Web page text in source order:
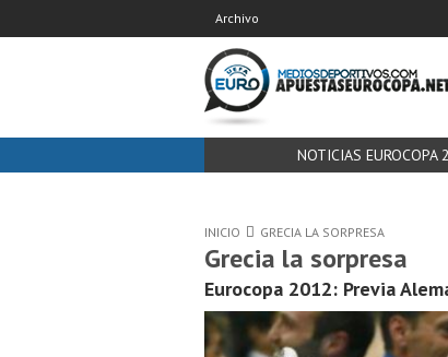
Archivo
NOTICIAS EUROCOPA
INICIO GRECIA LA SORPRESA
Grecia la sorpresa
Eurocopa 2012: Previa